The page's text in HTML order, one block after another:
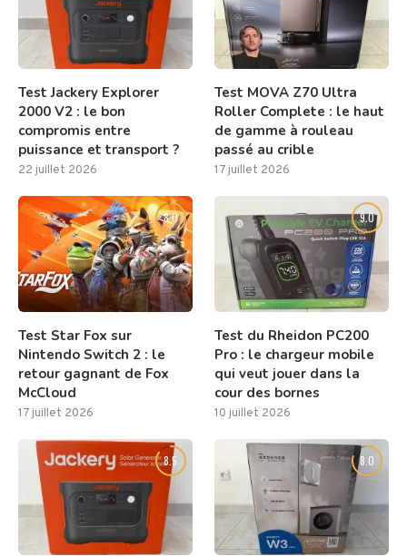
Test Jackery Explorer
2000 V2 : le bon
compromis entre
puissance et transport ?
22 juillet 2026
Test MOVA Z70 Ultra
Roller Complete : le haut
de gamme à rouleau
passé au crible
17 juillet 2026
8.0
Test Star Fox sur
Nintendo Switch 2 : le
retour gagnant de Fox
McCloud
17 juillet 2026
9.0
Test du Rheidon PC200
Pro : le chargeur mobile
qui veut jouer dans la
cour des bornes
10 juillet 2026
8.5 8.0